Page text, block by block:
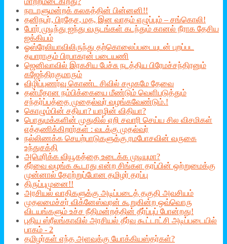
நாடாளுமன்றக் கலகத்தின் பின்னனி!!
தனிநபர், பிரதேச, மத, இன வாதம் எழுப்பும் – சங்கொலி!
போர் முடிந்து ஐந்து வருடங்கள் கடந்தும் கானல் நீராக தேசிய
ஐக்கியம்
ஓஸ்ரேலியாவிலிருந்து தற்கொலைப்படையுடன் புறப்பட
தயாராகும் பிரபாகரன் படையணி
ஜெனிவாவில் இரகசிய பேச்சு நடத்திய பிரேமச்சந்திரனும்
கஜேந்திரகுமாரும்
விழிப்புணர்வு கொண்ட சிவில் சமூகமே தேவை
தன்மீதான நம்பிக்கையை மீண்டும் வெளிபடுத்தும்
சந்தர்ப்பத்தை முதைல்வர் வழங்கவேண்டும்.!
கொழும்பின் சதியா? யாழின் விதியா?
பொதுமக்களின் முதுகில் ஏறி சவாரி செய்ய சில விசமிகள்
எத்தணிக்கிறார்கள் : வடக்கு முதல்வர்
நல்லிணக்க செயற்பாடுகளுக்கு ரமபோசவின் வருகை
உந்துசக்தி
அமெரிக்க வியூகத்தை உடைக்க முடியுமா?
தீர்வை வழங்க கூடாது என்ற சிங்கள தரப்பின் ஒற்றுமைக்கு
முன்னால் தோற்றுப்போன தமிழர் தரப்பு
திருப்புமுனை!!
அரசியல் வாதிகளுக்கு அடிப்படைத் தகுதி அவசியம்
முதலமைச்சர் விக்னேஸ்வரன் கூறுகின்ற ஒவ்வொரு
விடயங்களும் உச்ச நீதிமன்றத்தின் தீர்ப்புப் போன்றது!
புதிய ஸ்ரீலங்காவில் அரசியல் தீர்வு கூட்டாட்சி அடிப்படையில்
பாகம் - 2
தமிழர்கள் எந்த அளவுக்கு யோக்கியஸ்தர்கள்?